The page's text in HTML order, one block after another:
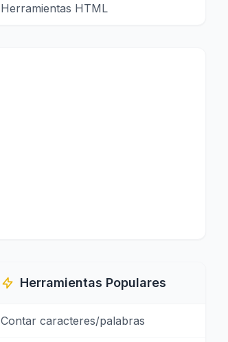
Herramientas HTML
Herramientas Populares
Contar caracteres/palabras